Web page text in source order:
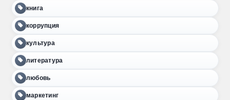
книга
коррупция
культура
литература
любовь
маркетинг